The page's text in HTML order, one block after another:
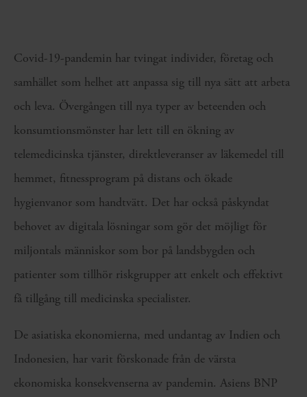
Covid-19-pandemin har tvingat individer, företag och
samhället som helhet att anpassa sig till nya sätt att arbeta
och leva. Övergången till nya typer av beteenden och
konsumtionsmönster har lett till en ökning av
telemedicinska tjänster, direktleveranser av läkemedel till
hemmet, fitnessprogram på distans och ökade
hygienvanor som handtvätt. Det har också påskyndat
behovet av digitala lösningar som gör det möjligt för
miljontals människor som bor på landsbygden och
patienter som tillhör riskgrupper att enkelt och effektivt
få tillgång till medicinska specialister.
De asiatiska ekonomierna, med undantag av Indien och
Indonesien, har varit förskonade från de värsta
ekonomiska konsekvenserna av pandemin. Asiens BNP